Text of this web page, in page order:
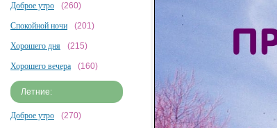
Доброе утро (260)
Спокойной ночи (201)
Хорошего дня (215)
Хорошего вечера (160)
Летние:
Доброе утро (270)